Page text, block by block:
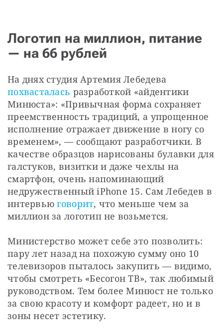
Логотип на миллион, питание
— на 66 рублей
похвасталась разработкой «айдентики
Минюста»: «Привычная форма сохраняет
преемственность традиций, а упрощенное
исполнение отражает движение в ногу со
временем», — сообщают разработчики. В
качестве образцов нарисованы булавки для
галстуков, визитки и даже чехлы на
смартфон, очень напоминающий
недружественный iPhone 15. Сам Лебедев в
интервью говорит, что меньше чем за
миллион за логотип не возьмется.
Министерство может себе это позволить:
пару лет назад на похожую сумму оно 10
телевизоров пыталось закупить — видимо,
чтобы смотреть «Бесогон ТВ», так любимый
руководством. Тем более Минюст не только
за свою красоту и комфорт радеет, но и в
зоны несет эстетику.